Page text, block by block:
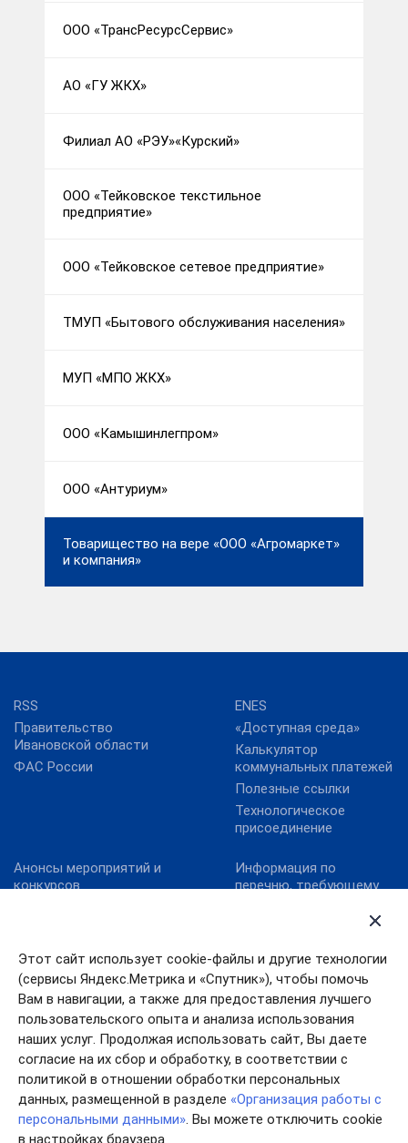
Этот сайт использует cookie-файлы и другие технологии
(сервисы Яндекс.Метрика и «Спутник»), чтобы помочь
Вам в навигации, а также для предоставления лучшего
пользовательского опыта и анализа использования
наших услуг. Продолжая использовать сайт, Вы даете
согласие на их сбор и обработку, в соответствии с
политикой в отношении обработки персональных
данных, размещенной в разделе «Организация работы с
персональными данными». Вы можете отключить cookie
в настройках браузера
ООО «ТрансРесурсСервис»
АО «ГУ ЖКХ»
Филиал АО «РЭУ»«Курский»
ООО «Тейковское текстильное
предприятие»
ООО «Тейковское сетевое предприятие»
ТМУП «Бытового обслуживания населения»
МУП «МПО ЖКХ»
ООО «Камышинлегпром»
ООО «Антуриум»
Товарищество на вере «ООО «Агромаркет»
и компания»
RSS
Правительство
Ивановской области
ФАС России
ENES
«Доступная среда»
Калькулятор
коммунальных платежей
Полезные ссылки
Технологическое
присоединение
Анонсы мероприятий и
конкурсов
энергосбережения и
повышения
энергоэффективности.
Новости
Информация по
перечню, требующему
Ивановской области от
13.10.2011№ 316-п
Конкурс «МедиаТЭК»